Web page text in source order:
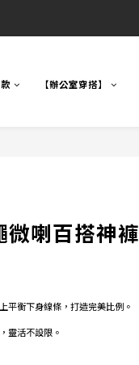
【辦公室穿搭】
微喇百搭神褲
平衡下身線條，打造完美比例。
靈活不設限。